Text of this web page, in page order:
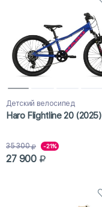
Детский велосипед
Haro Flightline 20 (2025)
35 300 -21%
27 900